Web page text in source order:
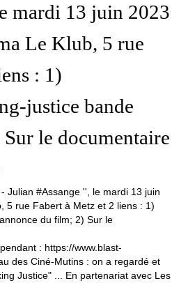
mardi 13 juin 2023
Le Klub, 5 rue
: 1)
justice bande
le documentaire
: https://www.blast-
des Ciné-Mutins : on a regardé et
Justice" ... En partenariat avec Les